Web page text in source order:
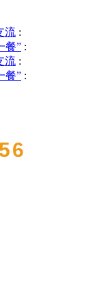
流 :
餐” :
流 :
餐” :